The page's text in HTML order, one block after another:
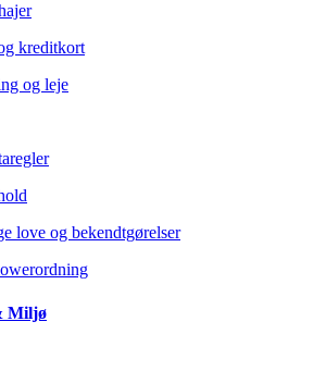
kreditkort
og leje
love og bekendtgørelser
Miljø